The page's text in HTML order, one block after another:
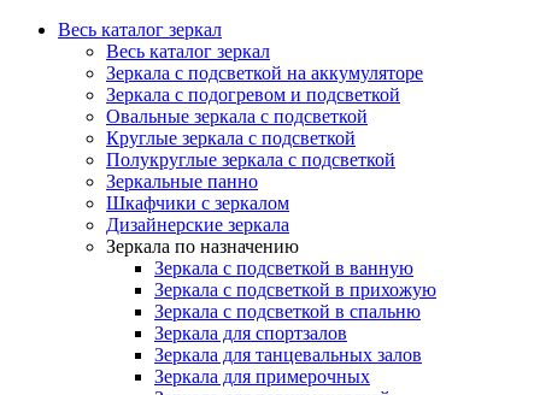
Весь каталог зеркал
Весь каталог зеркал
Зеркала с подсветкой на аккумуляторе
Зеркала с подогревом и подсветкой
Овальные зеркала с подсветкой
Круглые зеркала с подсветкой
Полукруглые зеркала с подсветкой
Зеркальные панно
Шкафчики с зеркалом
Дизайнерские зеркала
Зеркала по назначению
Зеркала с подсветкой в ванную
Зеркала с подсветкой в прихожую
Зеркала с подсветкой в спальню
Зеркала для спортзалов
Зеркала для танцевальных залов
Зеркала для примерочных